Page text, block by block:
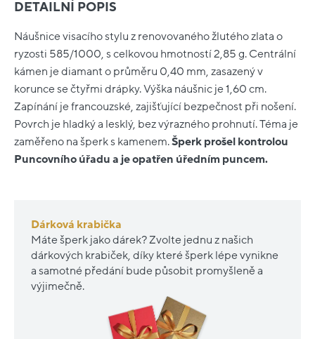
DETAILNÍ POPIS
Náušnice visacího stylu z renovovaného žlutého zlata o
ryzosti 585/1000, s celkovou hmotností 2,85 g. Centrální
kámen je diamant o průměru 0,40 mm, zasazený v
korunce se čtyřmi drápky. Výška náušnic je 1,60 cm.
Zapínání je francouzské, zajišťující bezpečnost při nošení.
Povrch je hladký a lesklý, bez výrazného prohnutí. Téma je
zaměřeno na šperk s kamenem.Šperk prošel kontrolou
Puncovního úřadu a je opatřen úředním puncem.
Dárková krabička
Máte šperk jako dárek? Zvolte jednu z našich
dárkových krabiček, díky které šperk lépe vynikne
a samotné předání bude působit promyšleně a
výjimečně.